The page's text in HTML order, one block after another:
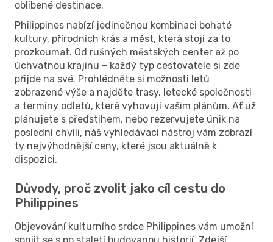
oblíbené destinace.
Philippines nabízí jedinečnou kombinaci bohaté
kultury, přírodních krás a měst, která stojí za to
prozkoumat. Od rušných městských center až po
úchvatnou krajinu – každý typ cestovatele si zde
přijde na své. Prohlédněte si možnosti letů
zobrazené výše a najděte trasy, letecké společnosti
a termíny odletů, které vyhovují vašim plánům. Ať už
plánujete s předstihem, nebo rezervujete únik na
poslední chvíli, náš vyhledávací nástroj vám zobrazí
ty nejvýhodnější ceny, které jsou aktuálně k
dispozici.
Důvody, proč zvolit jako cíl cestu do
Philippines
Objevování kulturního srdce Philippines vám umožní